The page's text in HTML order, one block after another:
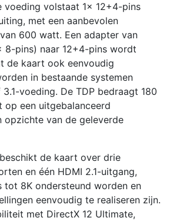
voeding volstaat 1x 12+4-pins
met een aanbevolen
600 watt. Een adapter van
8-pins) naar 12+4-pins wordt
de kaart ook eenvoudig
in bestaande systemen
voeding. De TDP bedraagt 180
een uitgebalanceerd
opzichte van de geleverde
de kaart over drie
en één HDMI 2.1-uitgang,
tot 8K ondersteund worden en
eenvoudig te realiseren zijn.
met DirectX 12 Ultimate,